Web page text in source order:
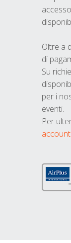
Oltre a
di
Su
per i
eventi.
Per